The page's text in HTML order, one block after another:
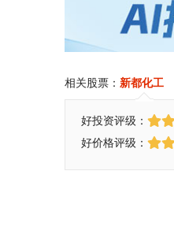
相关股票： 新都化工
好投资评级：
好价格评级：